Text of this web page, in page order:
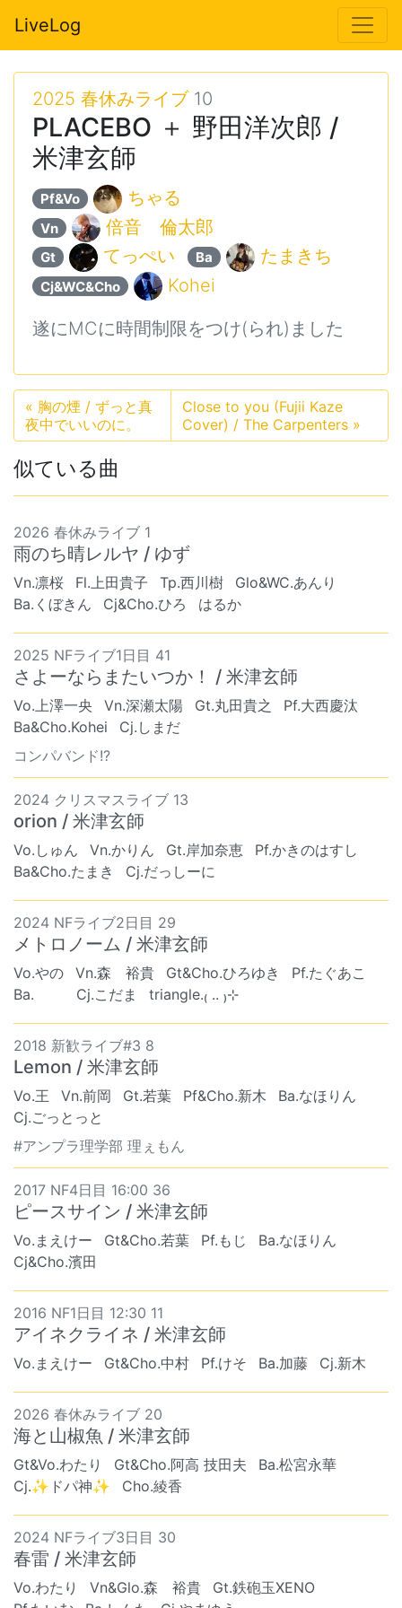
LiveLog
2025 春休みライブ10
PLACEBO ＋ 野田洋次郎 /
米津玄師
Pf&Vo ちゃる
Vn 倍音 倫太郎
Gt てっぺい Ba たまきち
Cj&WC&Cho Kohei
遂にMCに時間制限をつけ(られ)ました
« 胸の煙 / ずっと真
夜中でいいのに。
Close to you (Fujii Kaze
Cover) / The Carpenters »
似ている曲
2026 春休みライブ 1
雨のち晴レルヤ / ゆず
Vn.凛桜 Fl.上田貴子 Tp.西川樹
Glo&WC.あんり
Ba.くぼきん
Cj&Cho.ひろ はるか
2025 NFライブ1日目 41
さよーならまたいつか！ / 米津玄師
Vo.上澤一央 Vn.深瀬太陽 Gt.丸田貴之
Pf.大西慶汰
Ba&Cho.Kohei
Cj.しまだ
コンパバンド!?
2024 クリスマスライブ 13
orion / 米津玄師
Vo.しゅん Vn.かりん Gt.岸加奈恵
Pf.かきのはすし
Ba&Cho.たまき
Cj.だっしーに
2024 NFライブ2日目 29
メトロノーム / 米津玄師
Vo.やの Vn.森 裕貴 Gt&Cho.ひろゆき
Pf.たぐあこ
Ba. ︎︎ ︎︎
Cj.こだま triangle.₍ .. ₎⊹
2018 新歓ライブ#3 8
Lemon / 米津玄師
Vo.王 Vn.前岡 Gt.若葉 Pf&Cho.新木
Ba.なほりん
Cj.ごっとっと
#アンプラ理学部 理ぇもん
2017 NF4日目 16:00 36
ピースサイン / 米津玄師
Vo.まえけー Gt&Cho.若葉 Pf.もじ
Ba.なほりん
Cj&Cho.濱田
2016 NF1日目 12:30 11
アイネクライネ / 米津玄師
Vo.まえけー Gt&Cho.中村 Pf.けそ Ba.加藤 Cj.新木
2026 春休みライブ 20
海と山椒魚 / 米津玄師
Gt&Vo.わたり Gt&Cho.阿高 技田夫
Ba.松宮永華
Cj.✨ドパ神✨
Cho.綾香
2024 NFライブ3日目 30
春雷 / 米津玄師
Vo.わたり Vn&Glo.森 裕貴
Gt.鉄砲玉XENO